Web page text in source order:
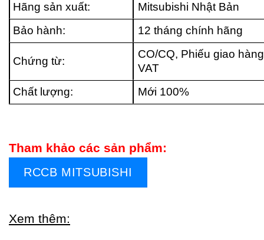
Hãng sản xuất:
Mitsubishi Nhật Bản
Bảo hành:
12 tháng chính hãng
Chứng từ:
CO/CQ, Phiếu giao
VAT
Chất lượng:
Mới 100%
Tham khảo các sản phẩm:
RCCB MITSUBISHI
Xem thêm: